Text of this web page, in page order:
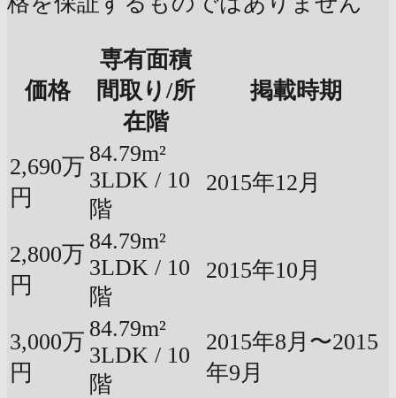
価格
専有面積
間取り/所
在階
掲載時期
2,690万
円
84.79m²
3LDK / 10
階
2015年12月
2,800万
円
84.79m²
3LDK / 10
階
2015年10月
3,000万
円
84.79m²
3LDK / 10
階
2015年8月〜2015
年9月